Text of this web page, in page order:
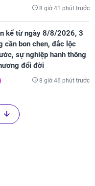
8 giờ 41 phút trước
kể từ ngày 8/8/2026, 3
cần bon chen, đắc lộc
sự nghiệp hanh thông
đổi đời
8 giờ 46 phút trước